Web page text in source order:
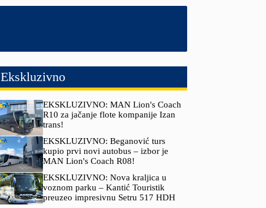
Ekskluzivno
EKSKLUZIVNO: MAN Lion's Coach
R10 za jačanje flote kompanije Izan
trans!
EKSKLUZIVNO: Beganović turs
kupio prvi novi autobus – izbor je
MAN Lion's Coach R08!
EKSKLUZIVNO: Nova kraljica u
voznom parku – Kantić Touristik
preuzeo impresivnu Setru 517 HDH